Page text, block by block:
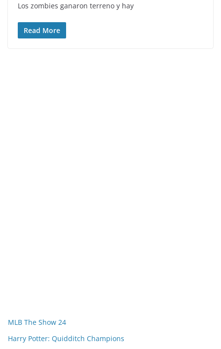
Los zombies ganaron terreno y hay
Read More
MLB The Show 24
Harry Potter: Quidditch Champions